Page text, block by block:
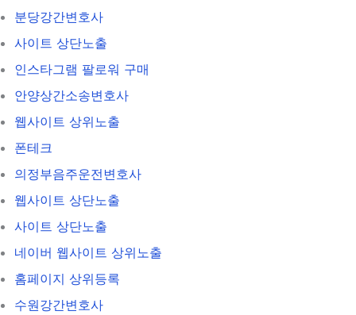
분당강간변호사
사이트 상단노출
인스타그램 팔로워 구매
안양상간소송변호사
웹사이트 상위노출
폰테크
의정부음주운전변호사
웹사이트 상단노출
사이트 상단노출
네이버 웹사이트 상위노출
홈페이지 상위등록
수원강간변호사